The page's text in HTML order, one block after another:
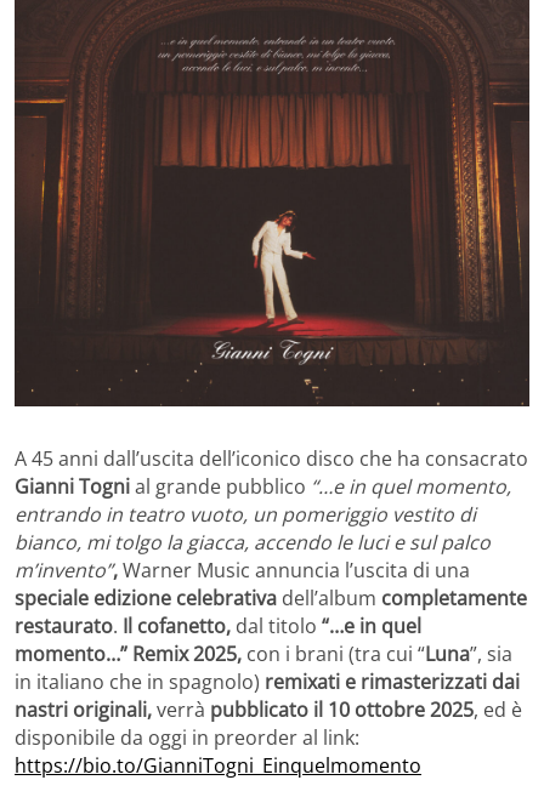
A 45 anni dall’uscita dell’iconico disco che ha consacrato
Gianni Tognial grande pubblico “…e in quel momento,
entrando in teatro vuoto, un pomeriggio vestito di
bianco, mi tolgo la giacca, accendo le luci e sul palco
m’invento”,Warner Music annuncia l’uscita di una
speciale edizione celebrativa dell’album completamente
restaurato. Il cofanetto, dal titolo “…e in quel
momento…” Remix 2025, con i brani (tra cui “Luna”, sia
in italiano che in spagnolo) remixati e rimasterizzati dai
nastri originali,verrà pubblicato il 10 ottobre 2025, ed è
disponibile da oggi in preorder al link:
https://bio.to/GianniTogni_Einquelmomento